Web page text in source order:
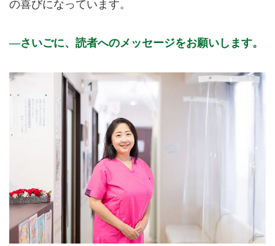
の喜びになっています。
さいごに、読者へのメッセージをお願いします。